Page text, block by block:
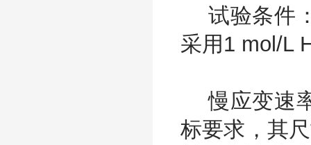
试验条件
采用1 mol/L
慢应变速
标要求，其